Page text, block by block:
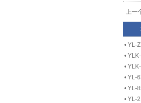
上一
• YL-
•
•
• YL-
• YL-
• YL-